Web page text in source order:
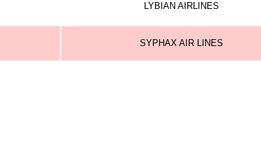
LYBIAN AIRLINES
SYPHAX AIR LINES